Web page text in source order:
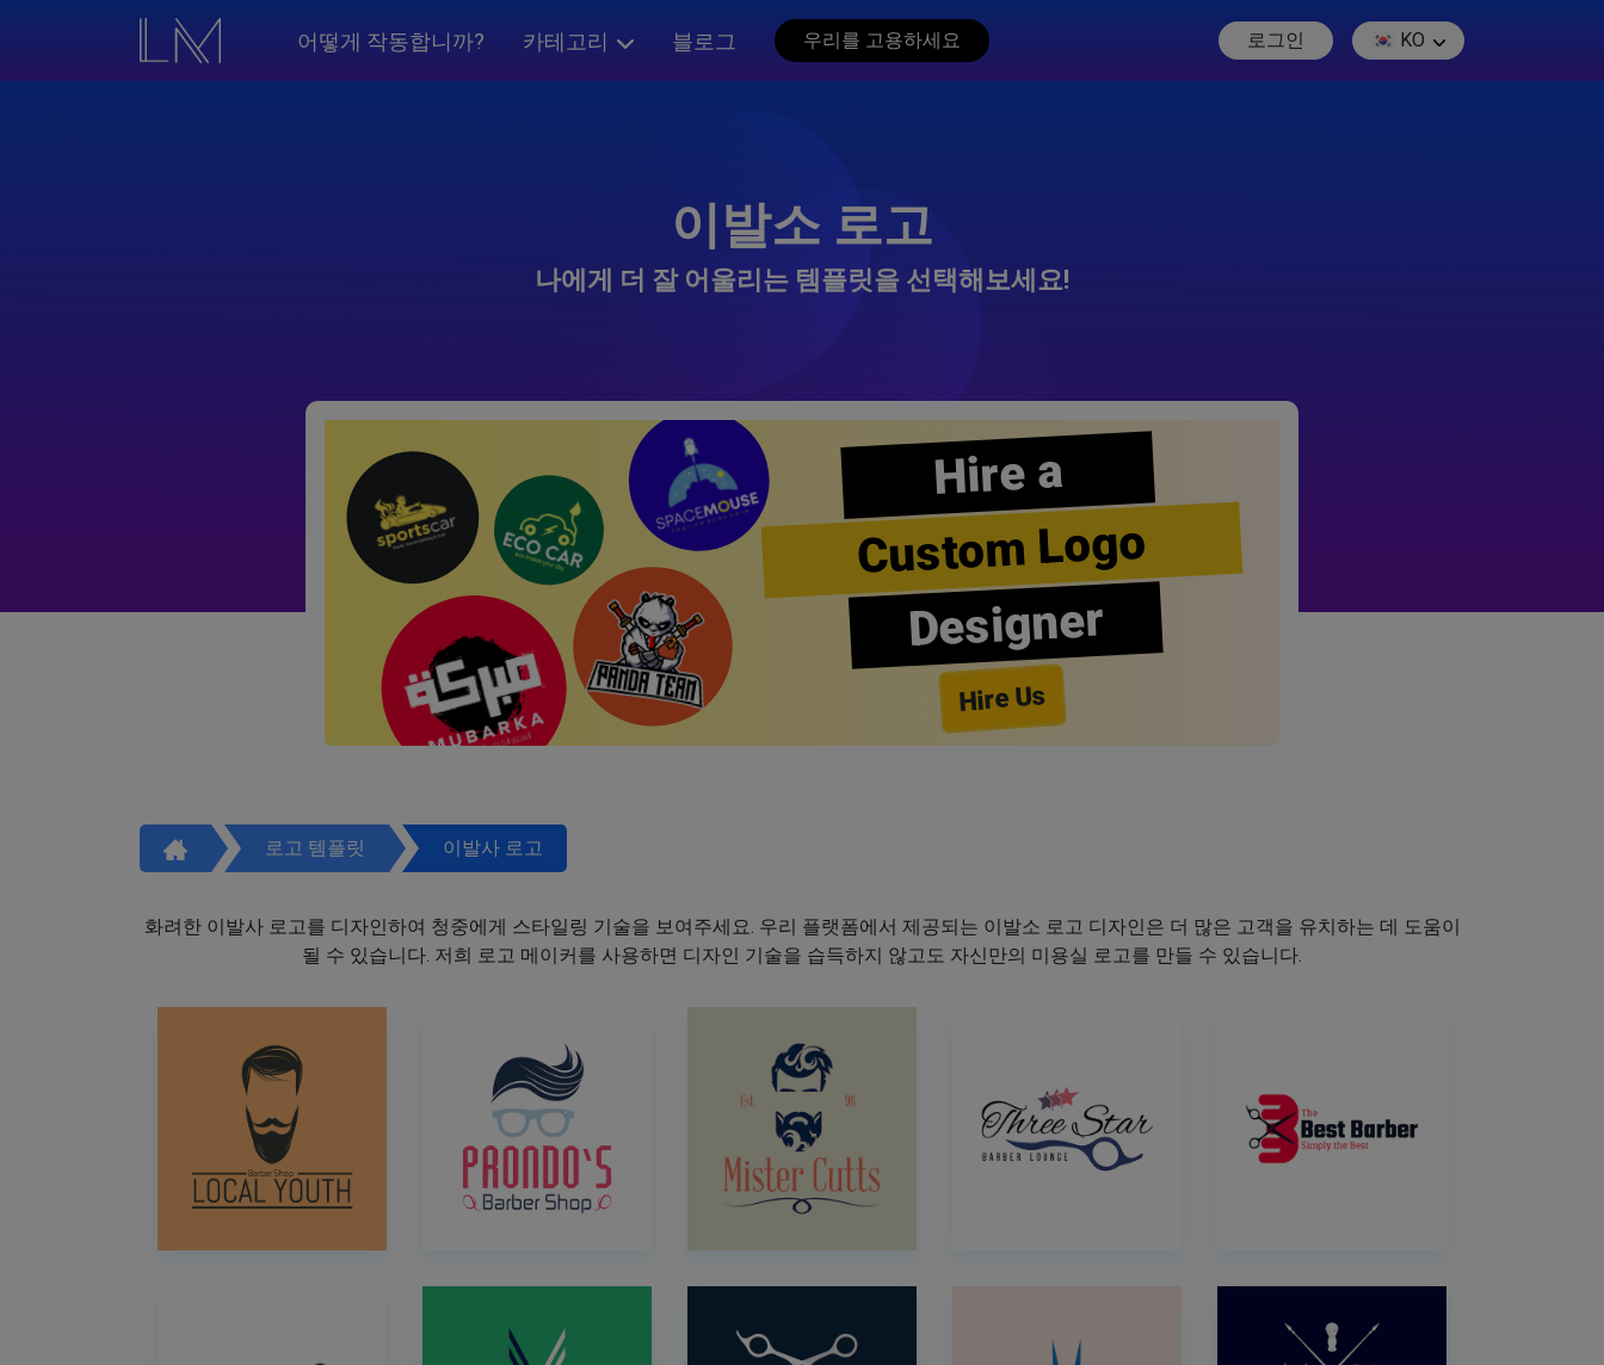
어떻게 작동합니까? 카테고리 블로그 우리를 고용하세요 로그인 KO
이발소 로고
나에게 더 잘 어울리는 템플릿을 선택해보세요!
Hire a
Custom Logo
Designer
Hire Us
로고 템플릿 이발사 로고
화려한 이발사 로고를 디자인하여 청중에게 스타일링 기술을 보여주세요. 우리 플랫폼에서 제공되는 이발소 로고 디자인은 더 많은 고객을 유치하는 데 도움이
될 수 있습니다. 저희 로고 메이커를 사용하면 디자인 기술을 습득하지 않고도 자신만의 미용실 로고를 만들 수 있습니다.